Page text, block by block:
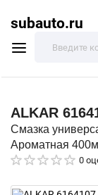
subauto.ru
ALKAR
Смазка
Ароматная
0